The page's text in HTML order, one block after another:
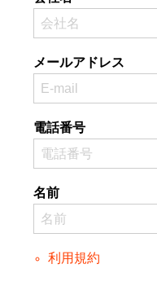
メールアドレス
電話番号
名前
利用規約